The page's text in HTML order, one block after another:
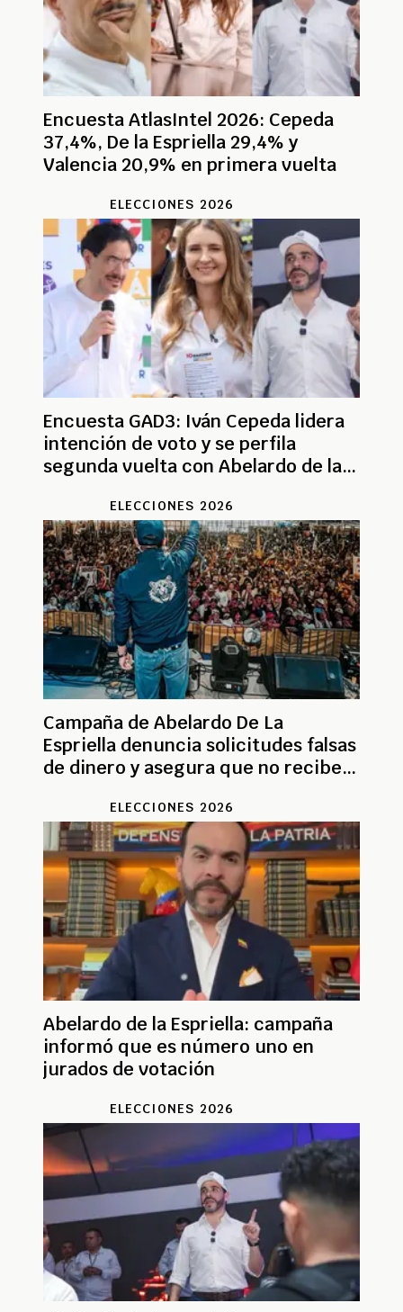
Encuesta AtlasIntel 2026: Cepeda
37,4%, De la Espriella 29,4% y
Valencia 20,9% en primera vuelta
ELECCIONES 2026
Encuesta GAD3: Iván Cepeda lidera
intención de voto y se perfila
segunda vuelta con Abelardo de la
ELECCIONES 2026
Campaña de Abelardo De La
Espriella denuncia solicitudes falsas
de dinero y asegura que no recibe
ELECCIONES 2026
Abelardo de la Espriella: campaña
informó que es número uno en
jurados de votación
ELECCIONES 2026